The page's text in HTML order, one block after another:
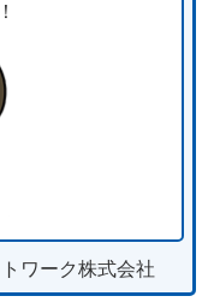
ワーク株式会社